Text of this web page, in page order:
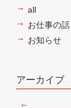
all
お仕事の話
お知らせ
アーカイブ